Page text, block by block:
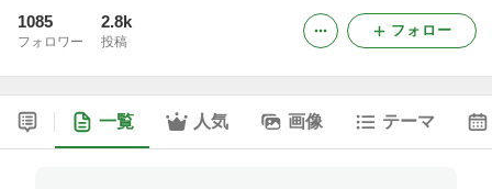
1085
フォロワー
2.8k
投稿
フォロー
一覧 人気 画像 テーマ